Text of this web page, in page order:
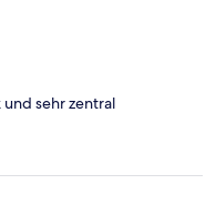
sehr zentral